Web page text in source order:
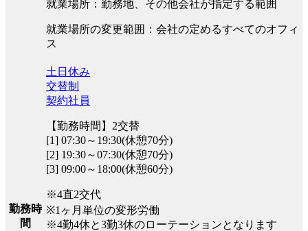
就業場所：勤務地、その他会社が指定する範囲
就業場所の変更範囲：会社の定めるすべてのオフィ
ス
勤務時
間
土日休み
交替制
契約社員
【勤務時間】2交替
[1] 07:30～19:30(休憩70分)
[2] 19:30～07:30(休憩70分)
[3] 09:00～18:00(休憩60分)
※4直2交代
※1ヶ月単位の変形労働
※4勤4休と3勤3休のローテーションとなります